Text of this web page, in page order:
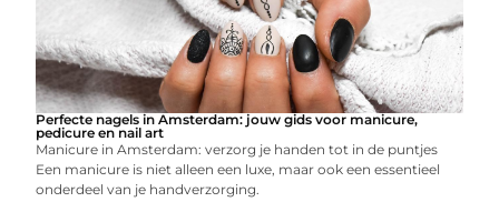
Perfecte nagels in Amsterdam: jouw gids voor manicure,
pedicure en nail art
Manicure in Amsterdam: verzorg je handen tot in de puntjes
Een manicure is niet alleen een luxe, maar ook een essentieel
onderdeel van je handverzorging.